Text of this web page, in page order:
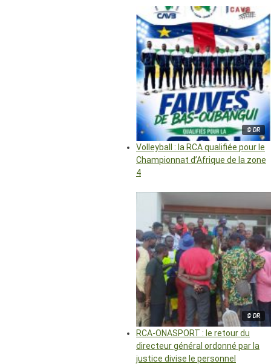
© DR
Volleyball : la RCA qualifiée pour le
Championnat d’Afrique de la zone
4
© DR
RCA-ONASPORT : le retour du
directeur général ordonné par la
justice divise le personnel